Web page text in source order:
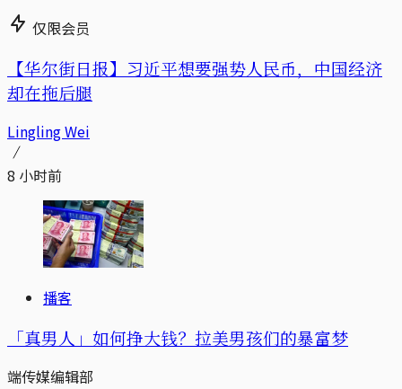
仅限会员
【华尔街日报】习近平想要强势人民币，中国经济
却在拖后腿
Lingling Wei
8 小时前
播客
「真男人」如何挣大钱？拉美男孩们的暴富梦
端传媒编辑部